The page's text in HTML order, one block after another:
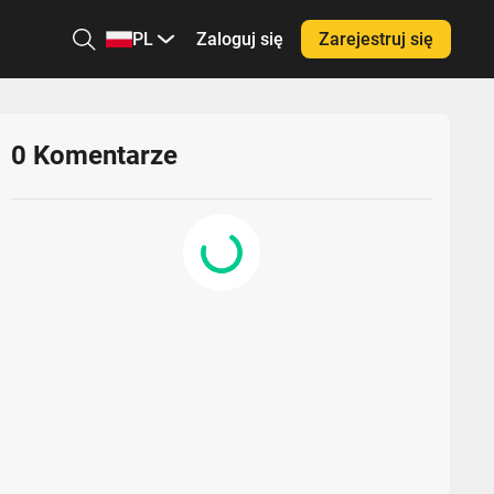
PL Zaloguj się Zarejestruj się
0 Komentarze